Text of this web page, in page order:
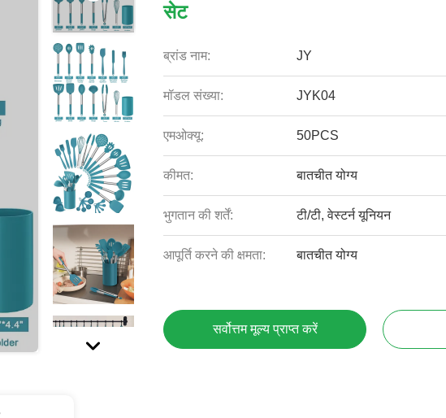
सेट
ब्रांड नाम: JY
मॉडल संख्या: JYK04
एमओक्यू: 50PCS
कीमत: बातचीत योग्य
भुगतान की शर्तें: टी/टी, वेस्टर्न यूनियन
आपूर्ति करने की क्षमता: बातचीत योग्य
सर्वोत्तम मूल्य प्राप्त करें